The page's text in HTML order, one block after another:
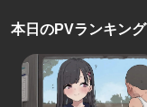
本日のPVランキング